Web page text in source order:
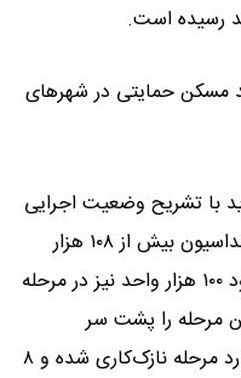
۱۰۸ هزار واحد مسکن حمایتی در شهر‌های
با تشریح وضعیت اجرایی
پروژه‌ها اظهار کرد: تاکنون عملیات فونداسیون بیش از ۱۰۸ هزار
واحد مسکونی به پایان رسیده و حدود ۱۰۰ هزار واحد نیز در مرحله
مرحله را پشت سر
گذاشته‌اند. همچنین ۳۸ هزار واحد وارد مرحله نازک‌کاری شده و ۸